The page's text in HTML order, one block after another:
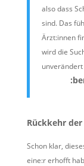
also dass
sind. Das
Ärzt:innen
wird die
Rückkehr der
Schon klar,
eine:r erhofft